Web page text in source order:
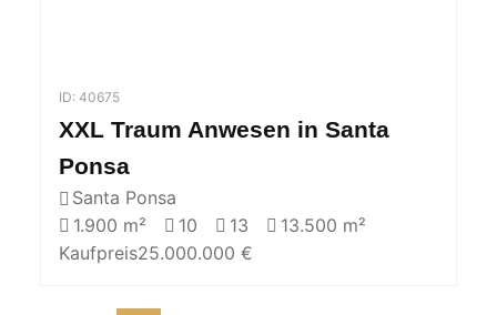
ID: 40675
XXL Traum Anwesen in Santa
Ponsa
Santa Ponsa
1.900 m²
10 13
13.500 m²
Kaufpreis25.000.000 €